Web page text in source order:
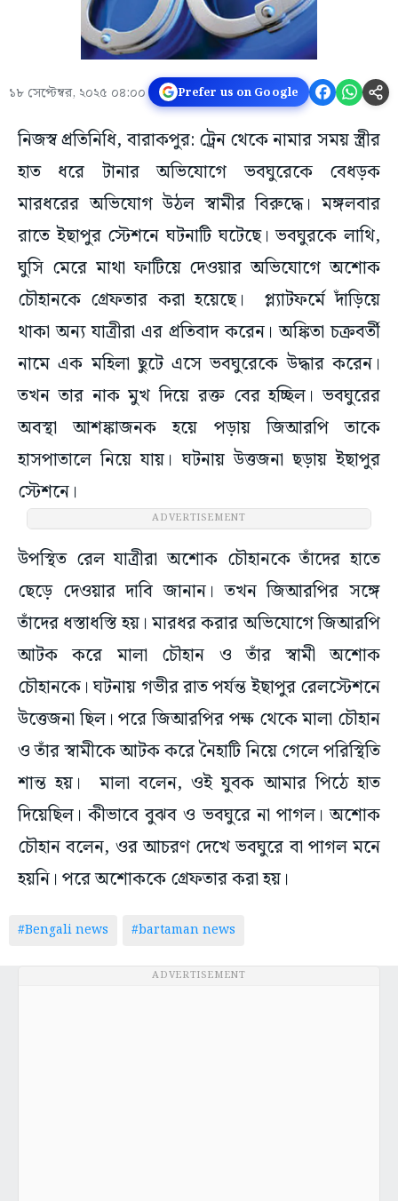
১৮ সেপ্টেম্বর, ২০২৫ ০৪:০০ Prefer us on Google
নিজস্ব প্রতিনিধি, বারাকপুর: ট্রেন থেকে নামার সময় স্ত্রীর
হাত ধরে টানার অভিযোগে ভবঘুরেকে বেধড়ক
মারধরের অভিযোগ উঠল স্বামীর বিরুদ্ধে। মঙ্গলবার
রাতে ইছাপুর স্টেশনে ঘটনাটি ঘটেছে। ভবঘুরকে লাথি,
ঘুসি মেরে মাথা ফাটিয়ে দেওয়ার অভিযোগে অশোক
চৌহানকে গ্রেফতার করা হয়েছে। প্ল্যাটফর্মে দাঁড়িয়ে
থাকা অন্য যাত্রীরা এর প্রতিবাদ করেন। অঙ্কিতা চক্রবর্তী
নামে এক মহিলা ছুটে এসে ভবঘুরেকে উদ্ধার করেন।
তখন তার নাক মুখ দিয়ে রক্ত বের হচ্ছিল। ভবঘুরের
অবস্থা আশঙ্কাজনক হয়ে পড়ায় জিআরপি তাকে
হাসপাতালে নিয়ে যায়। ঘটনায় উত্তজনা ছড়ায় ইছাপুর
স্টেশনে।
ADVERTISEMENT
উপস্থিত রেল যাত্রীরা অশোক চৌহানকে তাঁদের হাতে
ছেড়ে দেওয়ার দাবি জানান। তখন জিআরপির সঙ্গে
তাঁদের ধস্তাধস্তি হয়। মারধর করার অভিযোগে জিআরপি
আটক করে মালা চৌহান ও তাঁর স্বামী অশোক
চৌহানকে। ঘটনায় গভীর রাত পর্যন্ত ইছাপুর রেলস্টেশনে
উত্তেজনা ছিল। পরে জিআরপির পক্ষ থেকে মালা চৌহান
ও তাঁর স্বামীকে আটক করে নৈহাটি নিয়ে গেলে পরিস্থিতি
শান্ত হয়। মালা বলেন, ওই যুবক আমার পিঠে হাত
দিয়েছিল। কীভাবে বুঝব ও ভবঘুরে না পাগল। অশোক
চৌহান বলেন, ওর আচরণ দেখে ভবঘুরে বা পাগল মনে
হয়নি। পরে অশোককে গ্রেফতার করা হয়।
#Bengali news #bartaman news
ADVERTISEMENT